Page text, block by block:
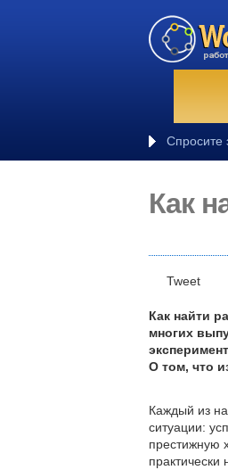
Личные
Как
Tweet
Как найти
многих
О том, что
Каждый из
ситуации:
престижную
практически